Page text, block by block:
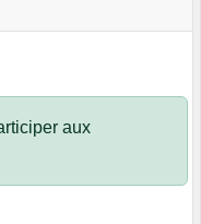
aux